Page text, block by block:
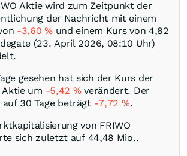
Aktie wird zum Zeitpunkt der
der Nachricht mit einem
-3,60% und einem Kurs von 4,82
(23. April 2026, 08:10 Uhr)
gesehen hat sich der Kurs der
Aktie um -5,42 % verändert. Der
auf 30 Tage beträgt -7,72 %.
von FRIWO
sich zuletzt auf 44,48 Mio..